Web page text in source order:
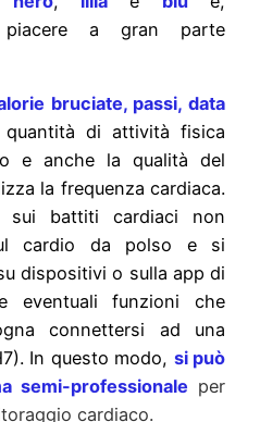
piacere a gran parte
bruciate, passi, data
di attività fisica
e anche la qualità del
la frequenza cardiaca.
sui battiti cardiaci non
cardio da polso e si
dispositivi o sulla app di
eventuali funzioni che
connettersi ad una
In questo modo, si può
semi-professionale per
cardiaco.